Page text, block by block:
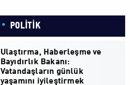
POLİTİK
Ulaştırma, Haberleşme ve
Bayıdırlık Bakanı:
Vatandaşların günlük
yaşamını iyileştirmek